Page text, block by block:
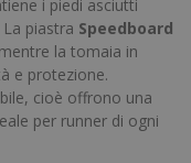
i piedi asciutti
piastra Speedboard
la tomaia in
e protezione.
cioè offrono una
per runner di ogni